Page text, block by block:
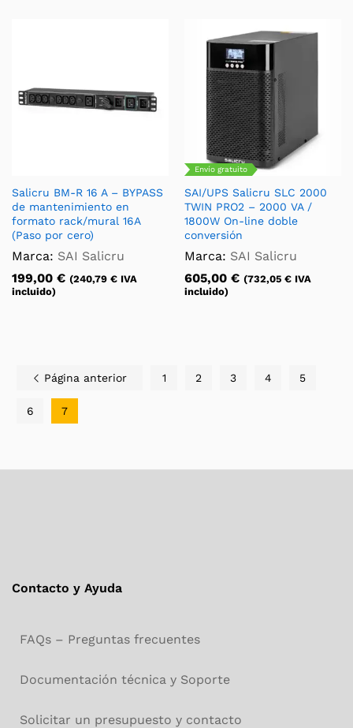
Salicru BM-R 16 A – BYPASS
de mantenimiento en
formato rack/mural 16A
(Paso por cero)
Marca: SAI Salicru
199,00 € (240,79 € IVA
incluido)
Envío gratuito
SAI/UPS Salicru SLC 2000
TWIN PRO2 – 2000 VA /
1800W On-line doble
conversión
Marca: SAI Salicru
605,00 € (732,05 € IVA
incluido)
Página anterior 1 2 3 4 5
6 7
Contacto y Ayuda
FAQs – Preguntas frecuentes
Documentación técnica y Soporte
Solicitar un presupuesto y contacto